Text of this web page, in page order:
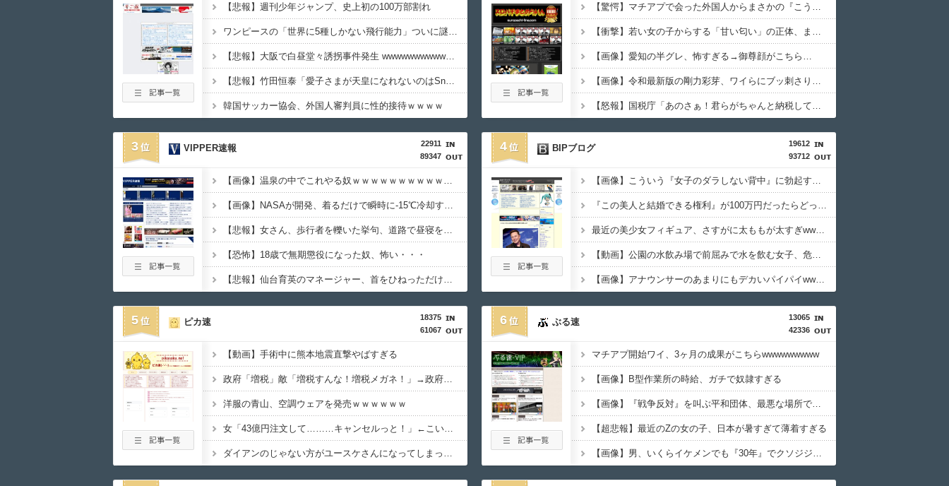
【悲報】週刊少年ジャンプ、史上初の100万部割れ
ワンピースの「世界に5種しかない飛行能力」ついに謎が判明するｗｗｗｗ
【悲報】大阪で白昼堂々誘拐事件発生 wwwwwwwwwwwwwwwwwwwwwwwwwwwwwwwwwwww
【悲報】竹田恒泰「愛子さまが天皇になれないのはSnow Manに女がいないのと同じ」X民「養子案はSnow Manに竹田恒泰が入るようなもの」
韓国サッカー協会、外国人審判員に性的接待ｗｗｗｗ
【驚愕】マチアプで会った外国人からまさかの『こう』言われたんやがこれワイ詰みか？？？？？？？
【衝撃】若い女の子からする「甘い匂い」の正体、まさか分からないDTなんておらんよな？よな？w w w w w w w w w w w
【画像】愛知の半グレ、怖すぎる→御尊顔がこちら…
【画像】令和最新版の剛力彩芽、ワイらにブッ刺さりまくりと話題にw w w w w w w w w w w w w
【怒報】国税庁「あのさぁ！君らがちゃんと納税してくれないとこうなっちゃうけどどうする？！」←これw w w w w w w w
3
22911
89347
VIPPER速報
【画像】温泉の中でこれやる奴ｗｗｗｗｗｗｗｗｗｗｗｗｗｗｗｗ
【画像】NASAが開発、着るだけで瞬時に-15℃冷却する冷感ポンチョが3,980円ｗｗｗｗｗ
【悲報】女さん、歩行者を轢いた挙句、道路で昼寝をしようとしてしまう
【恐怖】18歳で無期懲役になった奴、怖い・・・
【悲報】仙台育英のマネージャー、首をひねっただけでなぜかウインクしたことにされてしまう
4
19612
93712
BIPブログ
【画像】こういう『女子のダラしない背中』に勃起する奴wwww
『この美人と結婚できる権利』が100万円だったらどっち選ぶwwwww
最近の美少女フィギュア、さすがに太ももが太すぎwwwww
【動画】公園の水飲み場で前屈みで水を飲む女子、危うく乳が見えてしまう
【画像】アナウンサーのあまりにもデカいパイパイwwwwwwww
5
18375
61067
ピカ速
【動画】手術中に熊本地震直撃やばすぎる
政府「増税」敵「増税すんな！増税メガネ！」→政府「減税」敵「減税すんな！社会保障どうなる！」
洋服の青山、空調ウェアを発売ｗｗｗｗｗｗ
女「43億円注文して………キャンセルっと！」←こいつの目的
ダイアンのじゃない方がユースケさんになってしまっているという事実←これ
6
13065
42336
ぶる速
マチアプ開始ワイ、3ヶ月の成果がこちらwwwwwwwww
【画像】B型作業所の時給、ガチで奴隷すぎる
【画像】『戦争反対』を叫ぶ平和団体、最悪な場所でデモをしてしまう
【超悲報】最近のZの女の子、日本が暑すぎて薄着すぎる
【画像】男、いくらイケメンでも『30年』でクソジジいになってしまう